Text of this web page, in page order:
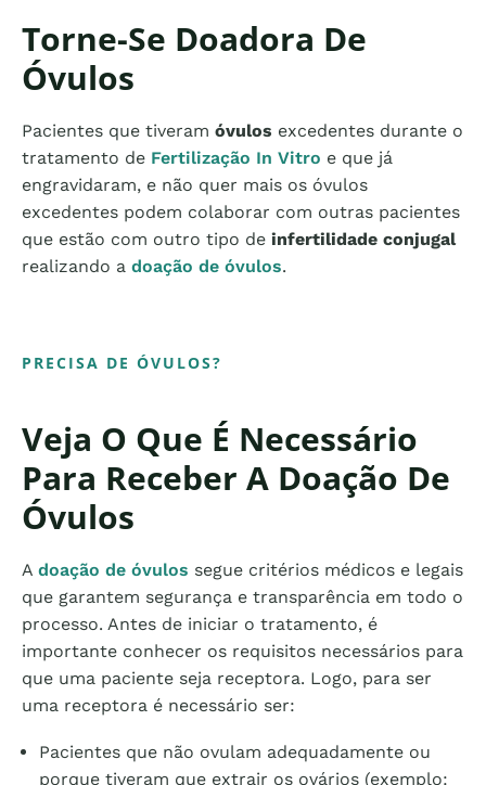
Torne-Se Doadora De
Óvulos
Pacientes que tiveram óvulos excedentes durante o
tratamento de Fertilização In Vitro e que já
engravidaram, e não quer mais os óvulos
excedentes podem colaborar com outras pacientes
que estão com outro tipo de infertilidade conjugal
realizando a doação de óvulos.
PRECISA DE ÓVULOS?
Veja O Que É Necessário
Para Receber A Doação De
Óvulos
A doação de óvulos segue critérios médicos e legais
que garantem segurança e transparência em todo o
processo. Antes de iniciar o tratamento, é
importante conhecer os requisitos necessários para
que uma paciente seja receptora. Logo, para ser
uma receptora é necessário ser:
Pacientes que não ovulam adequadamente ou
porque tiveram que extrair os ovários (exemplo: